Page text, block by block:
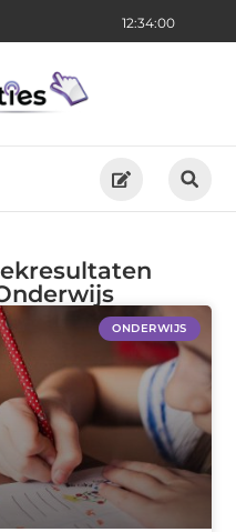
12:34:00
ONDERWIJS